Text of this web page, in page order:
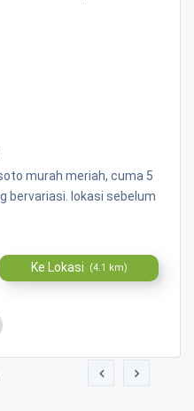
murah meriah, cuma 5
bervariasi. lokasi sebelum
Ke Lokasi (4.1 km)